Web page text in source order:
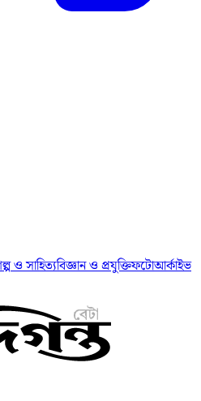
ও সাহিত্যবিজ্ঞান ও প্রযুক্তিফটোআর্কাইভ